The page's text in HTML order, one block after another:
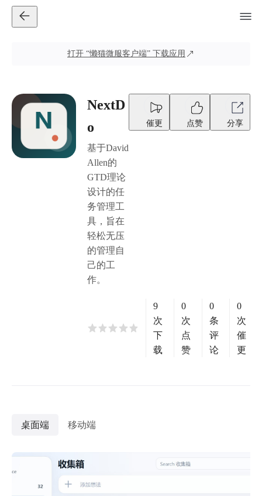
打开 “懒猫微服客户端” 下载应用
NextD
o
基于David
Allen的
GTD理论
设计的任
务管理工
具，旨在
轻松无压
的管理自
己的工
作。
催更 点赞 分享
9
次
下
载
0
次
点
赞
0
条
评
论
0
次
催
更
桌面端 移动端